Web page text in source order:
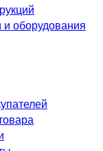
оборудования